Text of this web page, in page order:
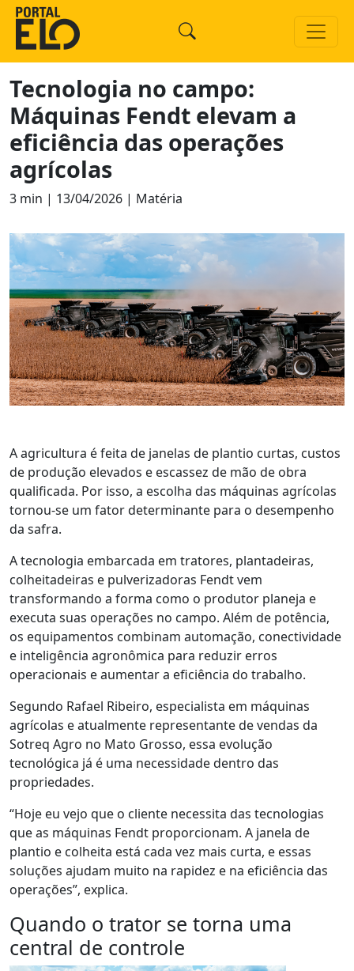
Tecnologia no campo:
Máquinas Fendt elevam a
eficiência das operações
agrícolas
3 min | 13/04/2026 | Matéria
A agricultura é feita de janelas de plantio curtas, custos
de produção elevados e escassez de mão de obra
qualificada. Por isso, a escolha das máquinas agrícolas
tornou-se um fator determinante para o desempenho
da safra.
Atecnologia embarcada em tratores, plantadeiras,
colheitadeiras e pulverizadoras Fendtvem
transformando a forma como o produtor planeja e
executa suas operações no campo. Além de potência,
os equipamentos combinam automação, conectividade
e inteligência agronômica para reduzir erros
operacionais e aumentar a eficiência do trabalho.
Segundo Rafael Ribeiro, especialista em máquinas
agrícolas e atualmente representante de vendas da
Sotreq Agro no Mato Grosso, essa evolução
tecnológica já é uma necessidade dentro das
propriedades.
“Hoje eu vejo que o cliente necessita das tecnologias
que as máquinas Fendt proporcionam. A janela de
plantio e colheita está cada vez mais curta, e essas
soluções ajudam muito na rapidez e na eficiência das
operações”, explica.
Quando o trator se torna uma
central de controle